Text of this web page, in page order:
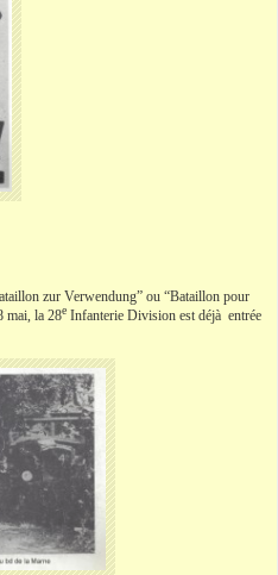
zur Verwendung” ou “Bataillon pour
mai, la 28e Infanterie Division est déjà entrée